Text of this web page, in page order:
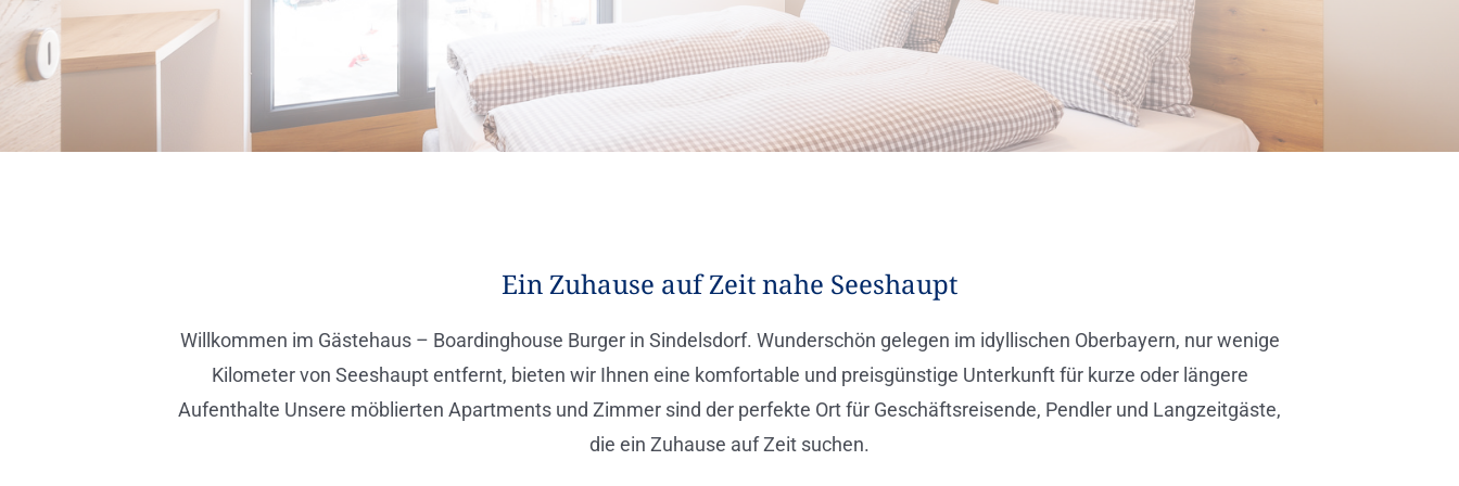
Ein Zuhause auf Zeit nahe Seeshaupt
Willkommen im Gästehaus – Boardinghouse Burger in Sindelsdorf. Wunderschön gelegen im idyllischen Oberbayern, nur wenige
Kilometer von Seeshaupt entfernt, bieten wir Ihnen eine komfortable und preisgünstige Unterkunft für kurze oder längere
Aufenthalte Unsere möblierten Apartments und Zimmer sind der perfekte Ort für Geschäftsreisende, Pendler und Langzeitgäste,
die ein Zuhause auf Zeit suchen.